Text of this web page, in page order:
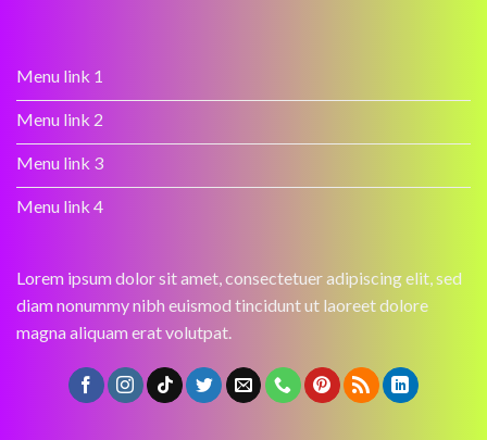
Menu link 1
Menu link 2
Menu link 3
Menu link 4
Lorem ipsum dolor sit amet, consectetuer adipiscing elit, sed
diam nonummy nibh euismod tincidunt ut laoreet dolore
magna aliquam erat volutpat.